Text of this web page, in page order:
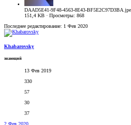
DAAD5E41-9F48-4563-8E43-
151,4 KB · Просмотры: 868
Последнее редактирование: 1 Фев 2020
Khabarovsky
знающий
13 Фев 2019
330
57
30
37
2 Фев 2020